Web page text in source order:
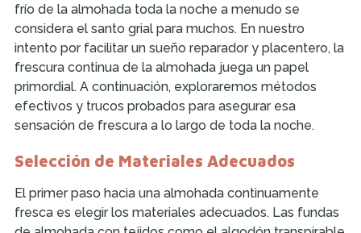
frío de la almohada toda la noche a menudo se
considera el santo grial para muchos. En nuestro
intento por facilitar un sueño reparador y placentero, la
frescura continua de la almohada juega un papel
primordial. A continuación, exploraremos métodos
efectivos y trucos probados para asegurar esa
sensación de frescura a lo largo de toda la noche.
Selección de Materiales Adecuados
El primer paso hacia una almohada continuamente
fresca es elegir los materiales adecuados. Las fundas